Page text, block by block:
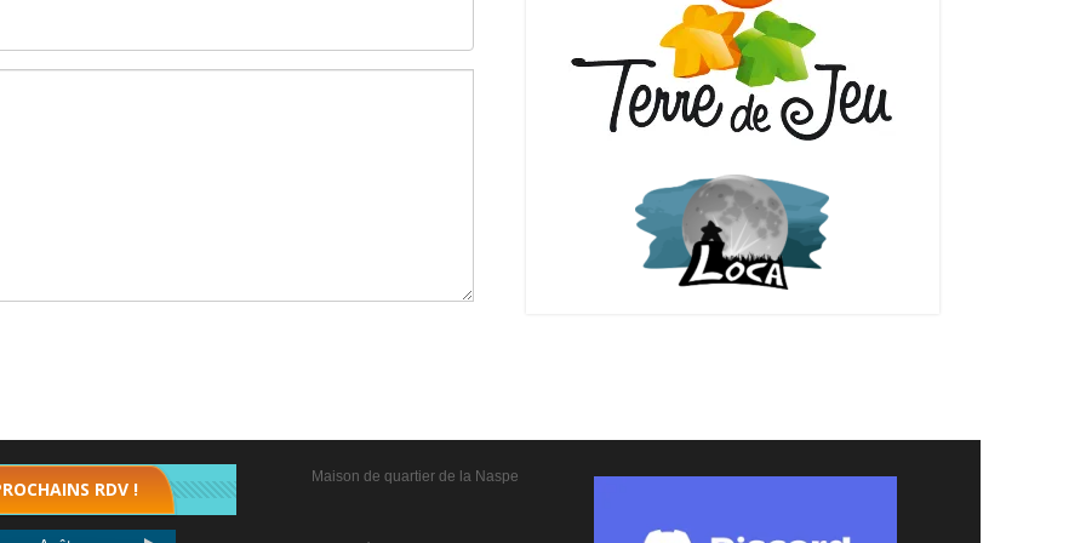
RDV !
Maison de quartier de la Naspe